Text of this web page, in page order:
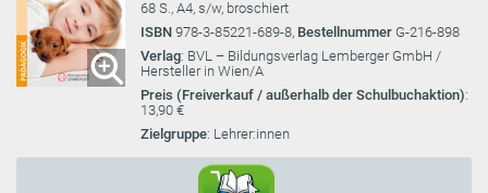
68 S., A4, s/w, broschiert
ISBN 978-3-85221-689-8, Bestellnummer G-216-898
Verlag: BVL – Bildungsverlag Lemberger GmbH /
Hersteller in Wien/A
Preis (Freiverkauf / außerhalb der Schulbuchaktion):
13,90 €
Zielgruppe: Lehrer:innen